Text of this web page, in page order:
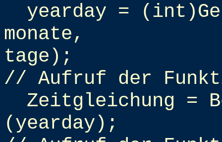
yearday =
monate,
tage);
// Aufruf der
Zeitgleichung =
(yearday);